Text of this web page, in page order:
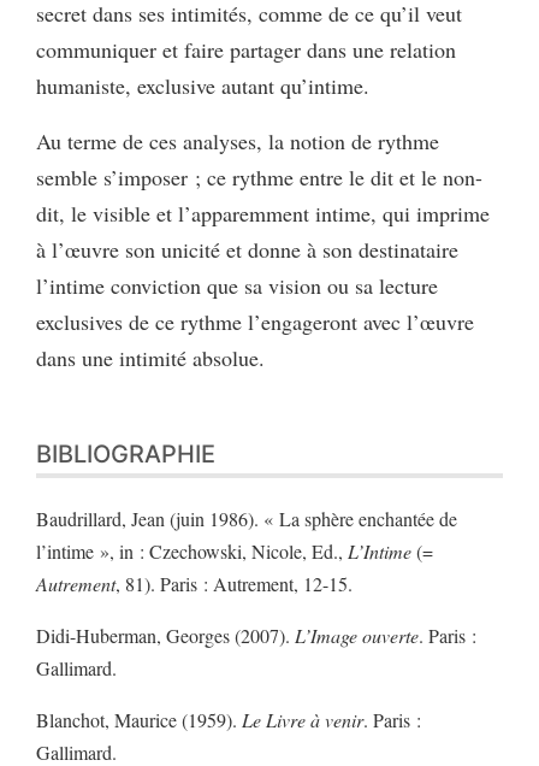
secret dans ses intimités, comme de ce qu’il veut
communiquer et faire partager dans une relation
humaniste, exclusive autant qu’intime.
Au terme de ces analyses, la notion de rythme
semble s’imposer ; ce rythme entre le dit et le non-
dit, le visible et l’apparemment intime, qui imprime
à l’œuvre son unicité et donne à son destinataire
l’intime conviction que sa vision ou sa lecture
exclusives de ce rythme l’engageront avec l’œuvre
dans une intimité absolue.
BIBLIOGRAPHIE
Baudrillard, Jean (juin 1986). « La sphère enchantée de
l’intime », in : Czechowski, Nicole, Ed., L’Intime(=
Autrement, 81). Paris : Autrement, 12-15.
Didi-Huberman, Georges (2007). L’Image ouverte. Paris :
Gallimard.
Blanchot, Maurice (1959). Le Livre à venir. Paris :
Gallimard.